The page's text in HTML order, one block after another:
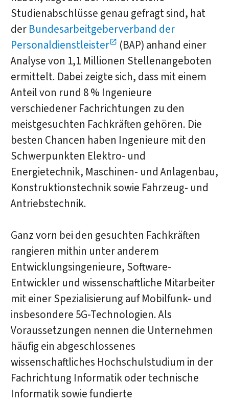
Studienabschlüsse genau gefragt sind, hat
der Bundesarbeitgeberverband der
Personaldienstleister
(BAP) anhand einer
Analyse von 1,1 Millionen Stellenangeboten
ermittelt. Dabei zeigte sich, dass mit einem
Anteil von rund 8 % Ingenieure
verschiedener Fachrichtungen zu den
meistgesuchten Fachkräften gehören. Die
besten Chancen haben Ingenieure mit den
Schwerpunkten Elektro- und
Energietechnik, Maschinen- und Anlagenbau,
Konstruktionstechnik sowie Fahrzeug- und
Antriebstechnik.
Ganz vorn bei den gesuchten Fachkräften
rangieren mithin unter anderem
Entwicklungsingenieure, Software-
Entwickler und wissenschaftliche Mitarbeiter
mit einer Spezialisierung auf Mobilfunk- und
insbesondere 5G-Technologien. Als
Voraussetzungen nennen die Unternehmen
häufig ein abgeschlossenes
wissenschaftliches Hochschulstudium in der
Fachrichtung Informatik oder technische
Informatik sowie fundierte